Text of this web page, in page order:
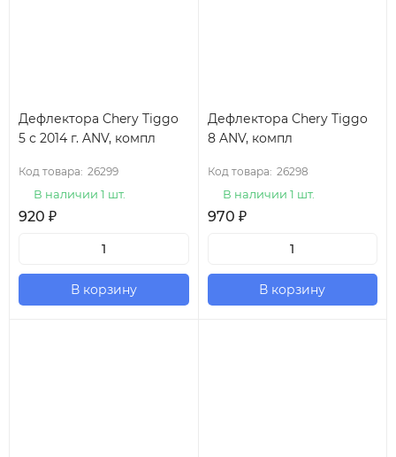
Дефлектора Chery Tiggo
5 с 2014 г. ANV, компл
Код товара: 26299
В наличии 1 шт.
920 ₽
В корзину
Дефлектора Chery Tiggo
8 ANV, компл
Код товара: 26298
В наличии 1 шт.
970 ₽
В корзину